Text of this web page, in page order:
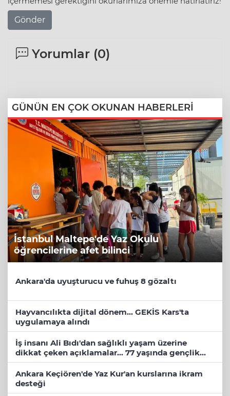
Gönder
Yorumlar (0)
GÜNÜN EN ÇOK OKUNAN HABERLERİ
İstanbul Maltepe'de Yaz Okulu
öğrencilerine afet bilinci
Ankara'da uyuşturucu ve fuhuş 8 gözaltı
Hayvancılıkta dijital dönem... GEKİS Kars'ta
uygulamaya alındı
İş insanı Ali Bıdı'dan sağlıklı yaşam üzerine
dikkat çeken açıklamalar... 77 yaşında gençlik
mucizesi
Ankara Keçiören'de Yaz Kur'an kurslarına ikram
desteği